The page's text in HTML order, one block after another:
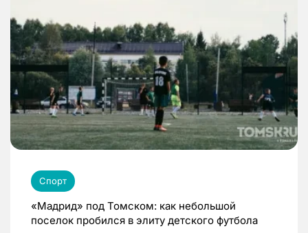
Спорт
«Мадрид» под Томском: как небольшой
поселок пробился в элиту детского футбола